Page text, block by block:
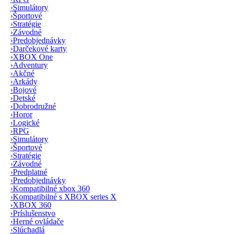
›Simulátory
›Športové
›Stratégie
›Závodné
›Predobjednávky
›Darčekové karty
›XBOX One
›Adventury
›Akčné
›Arkády
›Bojové
›Detské
›Dobrodružné
›Horor
›Logické
›RPG
›Simulátory
›Športové
›Stratégie
›Závodné
›Predplatné
›Predobjednávky
›Kompatibilné xbox 360
›Kompatibilné s XBOX series X
›XBOX 360
›Príslušenstvo
›Herné ovládače
›Slúchadlá